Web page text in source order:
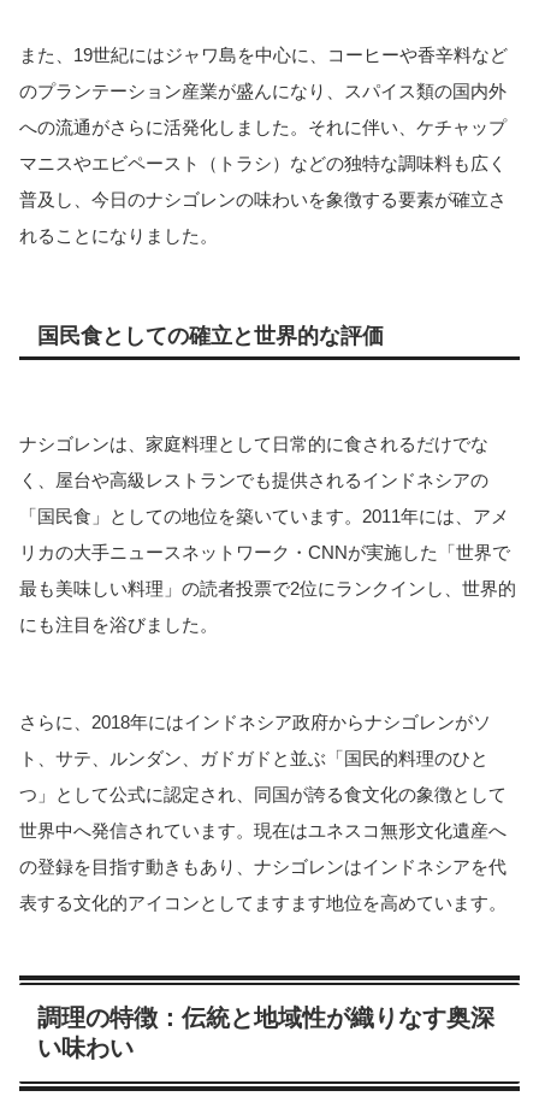
また、19世紀にはジャワ島を中心に、コーヒーや香辛料など
のプランテーション産業が盛んになり、スパイス類の国内外
への流通がさらに活発化しました。それに伴い、ケチャップ
マニスやエビペースト（トラシ）などの独特な調味料も広く
普及し、今日のナシゴレンの味わいを象徴する要素が確立さ
れることになりました。
国民食としての確立と世界的な評価
ナシゴレンは、家庭料理として日常的に食されるだけでな
く、屋台や高級レストランでも提供されるインドネシアの
「国民食」としての地位を築いています。2011年には、アメ
リカの大手ニュースネットワーク・CNNが実施した「世界で
最も美味しい料理」の読者投票で2位にランクインし、世界的
にも注目を浴びました。
さらに、2018年にはインドネシア政府からナシゴレンがソ
ト、サテ、ルンダン、ガドガドと並ぶ「国民的料理のひと
つ」として公式に認定され、同国が誇る食文化の象徴として
世界中へ発信されています。現在はユネスコ無形文化遺産へ
の登録を目指す動きもあり、ナシゴレンはインドネシアを代
表する文化的アイコンとしてますます地位を高めています。
調理の特徴：伝統と地域性が織りなす奥深
い味わい